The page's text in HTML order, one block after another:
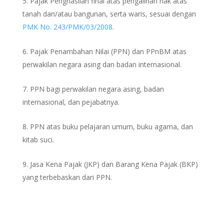
tanah dan/atau bangunan, serta waris, sesuai dengan
PMK No. 243/PMK/03/2008.
Pajak Penambahan Nilai (PPN) dan PPnBM atas
perwakilan negara asing dan badan internasional.
PPN bagi perwakilan negara asing, badan
internasional, dan pejabatnya.
PPN atas buku pelajaran umum, buku agama, dan
kitab suci.
Jasa Kena Pajak (JKP) dan Barang Kena Pajak (BKP)
yang terbebaskan dari PPN.